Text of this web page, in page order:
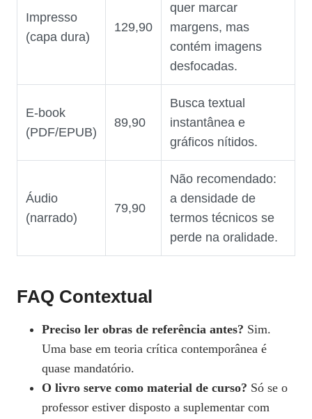
Impresso
(capa dura)
129,90
quer marcar
margens, mas
contém imagens
desfocadas.
E‑book
(PDF/EPUB)
89,90
Busca textual
instantânea e
gráficos nítidos.
Áudio
(narrado)
79,90
Não recomendado:
a densidade de
termos técnicos se
perde na oralidade.
FAQ Contextual
Preciso ler obras de referência antes? Sim.
Uma base em teoria crítica contemporânea é
quase mandatório.
O livro serve como material de curso? Só se o
professor estiver disposto a suplementar com